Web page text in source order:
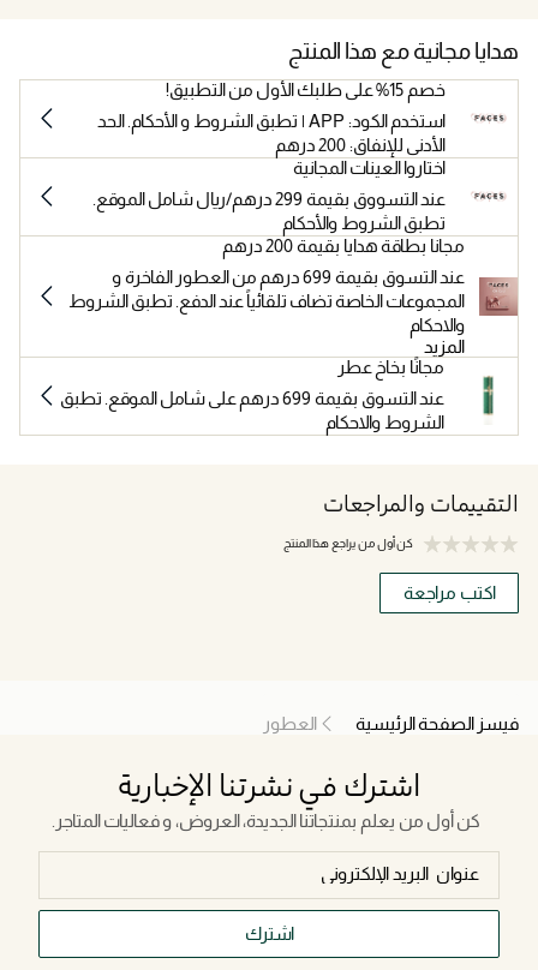
هدايا مجانية مع هذا المنتج
خصم 15% على طلبك الأول من التطبيق!
استخدم الكود: APP | تطبق الشروط و الأحكام. الحد
الأدنى للإنفاق: 200 درهم
اختاروا العينات المجانية
عند التسووق بقيمة 299 درهم/ريال شامل الموقع.
تطبق الشروط والأحكام
مجانا بطاقة هدايا بقيمة 200 درهم
عند التسوق بقيمة 699 درهم من العطور الفاخرة و
المجموعات الخاصة تضاف تلقائياً عند الدفع. تطبق الشروط
والاحكام
المزيد
مجانًا بخاخ عطر
عند التسوق بقيمة 699 درهم على شامل الموقع. تطبق
الشروط والاحكام
التقييمات والمراجعات
كن أول من يراجع هذا المنتج
اكتب مراجعة
فيسز الصفحة الرئيسية العطور
اشترك في نشرتنا الإخبارية
كن أول من يعلم بمنتجاتنا الجديدة، العروض، و فعاليات المتاجر.
اشترك